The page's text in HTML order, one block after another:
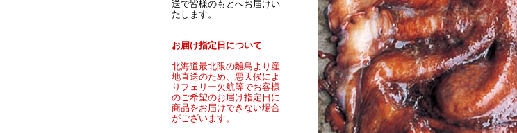
送で皆様のもとへお届けい
たします。
お届け指定日について
北海道最北限の離島より産
地直送のため、悪天候によ
りフェリー欠航等でお客様
のご希望のお届け指定日に
商品をお届けできない場合
がございます。